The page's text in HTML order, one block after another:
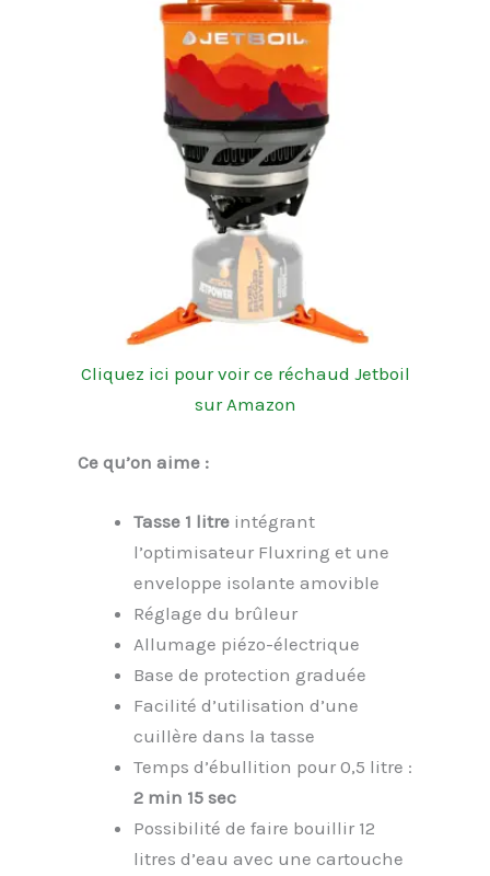
Cliquez ici pour voir ce réchaud Jetboil
sur Amazon
Ce qu’on aime :
Tasse 1 litre intégrant
l’optimisateur Fluxring et une
enveloppe isolante amovible
Réglage du brûleur
Allumage piézo-électrique
Base de protection graduée
Facilité d’utilisation d’une
cuillère dans la tasse
Temps d’ébullition pour 0,5 litre :
2 min 15 sec
Possibilité de faire bouillir 12
litres d’eau avec une cartouche